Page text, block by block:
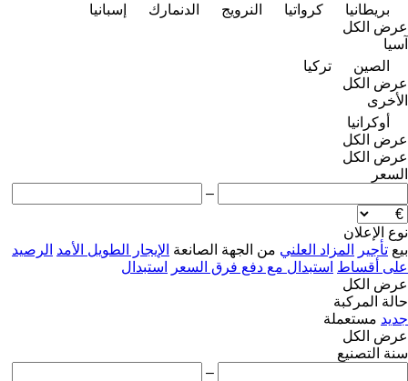
بريطانيا
كرواتيا النرويج الدنمارك
إسبانيا
عرض الكل
آسيا
الصين
تركيا
عرض الكل
الأخرى
أوكرانيا
عرض الكل
عرض الكل
السعر
–
نوع الإعلان
بيع تأجير المزاد العلني من الجهة الصانعة الإيجار الطويل الأمد الرصيد
على أقساط استبدال مع دفع فرق السعر
استبدال
عرض الكل
حالة المركبة
جديد مستعملة
عرض الكل
سنة التصنيع
–